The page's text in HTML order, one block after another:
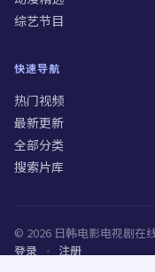
综艺节目
快速导航
热门视频
最新更新
全部分类
搜索片库
© 2026 日韩电影电视剧在
登录
· 注册